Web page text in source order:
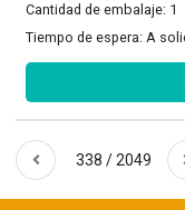
Cantidad de embalaje: 1
Tiempo de espera:A
338 / 2049